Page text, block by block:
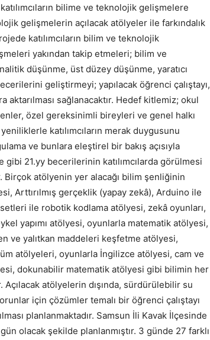
bilime ve teknolojik gelişmelere
gelişmelerin açılacak atölyeler ile farkındalık
katılımcıların bilim ve teknolojik
yakından takip etmeleri; bilim ve
düşünme, üst düzey düşünme, yaratıcı
geliştirmeyi; yapılacak öğrenci çalıştayı,
aktarılması sağlanacaktır. Hedef kitlemiz; okul
özel gereksinimli bireyleri ve genel halkı
katılımcıların merak duygusunu
ve bunlara eleştirel bir bakış açısıyla
21.yy becerilerinin katılımcılarda görülmesi
Birçok atölyenin yer alacağı bilim şenliğinin
Arttırılmış gerçeklik (yapay zekâ), Arduino ile
ile robotik kodlama atölyesi, zekâ oyunları,
yapımı atölyesi, oyunlarla matematik atölyesi,
ve yalıtkan maddeleri keşfetme atölyesi,
atölyeleri, oyunlarla İngilizce atölyesi, cam ve
dokunabilir matematik atölyesi gibi bilimin her
Açılacak atölyelerin dışında, sürdürülebilir su
için çözümler temalı bir öğrenci çalıştayı
planlanmaktadır. Samsun İli Kavak İlçesinde
olacak şekilde planlanmıştır. 3 günde 27 farklı